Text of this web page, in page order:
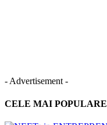
- Advertisement -
CELE MAI POPULARE